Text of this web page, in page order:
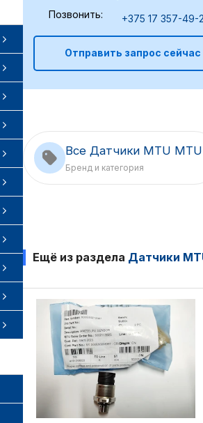
Позвонить:
+375 17 357-49-
Отправить запрос сейчас
Все Датчики MTU MTU
Бренд и категория
Ещё из раздела Датчики